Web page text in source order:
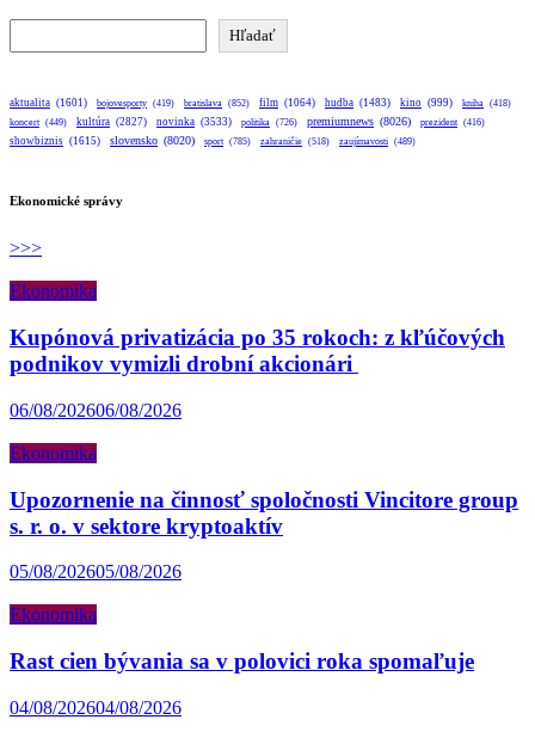
Hľadať
aktualita (1601) bojovesporty (419) bratislava (852) film (1064) hudba (1483) kino (999) kniha
(418)
koncert (449) kultúra (2827) novinka (3533) politika (726) premiumnews (8026) prezident (416)
showbiznis (1615) slovensko (8020) sport (785) zahraničie (518) zaujímavosti (489)
Ekonomické správy
>>>
Ekonomika
Kupónová privatizácia po 35 rokoch: z kľúčových
podnikov vymizli drobní akcionári
06/08/202606/08/2026
Ekonomika
Upozornenie na činnosť spoločnosti Vincitore group
s. r. o. v sektore kryptoaktív
05/08/202605/08/2026
Ekonomika
Rast cien bývania sa v polovici roka spomaľuje
04/08/202604/08/2026